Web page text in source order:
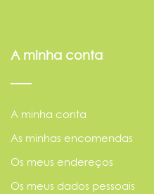
A minha conta
A minha conta
As minhas encomendas
Os meus endereços
Os meus dados pessoais